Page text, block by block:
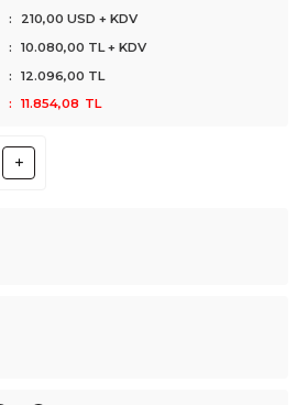
:
210,00 USD + KDV
: 10.080,00 TL + KDV
: 12.096,00 TL
: 11.854,08 TL